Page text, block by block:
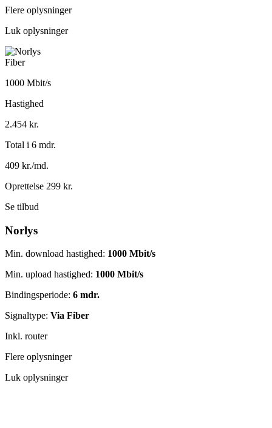
Flere oplysninger
Luk oplysninger
Fiber
1000 Mbit/s
Hastighed
2.454 kr.
Total i 6 mdr.
409 kr./md.
Oprettelse 299 kr.
Se tilbud
Norlys
Min. download hastighed: 1000 Mbit/s
Min. upload hastighed: 1000 Mbit/s
Bindingsperiode: 6 mdr.
Signaltype: Via Fiber
Inkl. router
Flere oplysninger
Luk oplysninger